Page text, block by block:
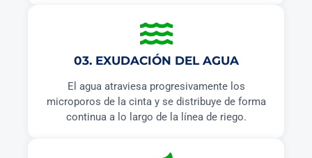
03. EXUDACIÓN DEL AGUA
El agua atraviesa progresivamente los
microporos de la cinta y se distribuye de forma
continua a lo largo de la línea de riego.